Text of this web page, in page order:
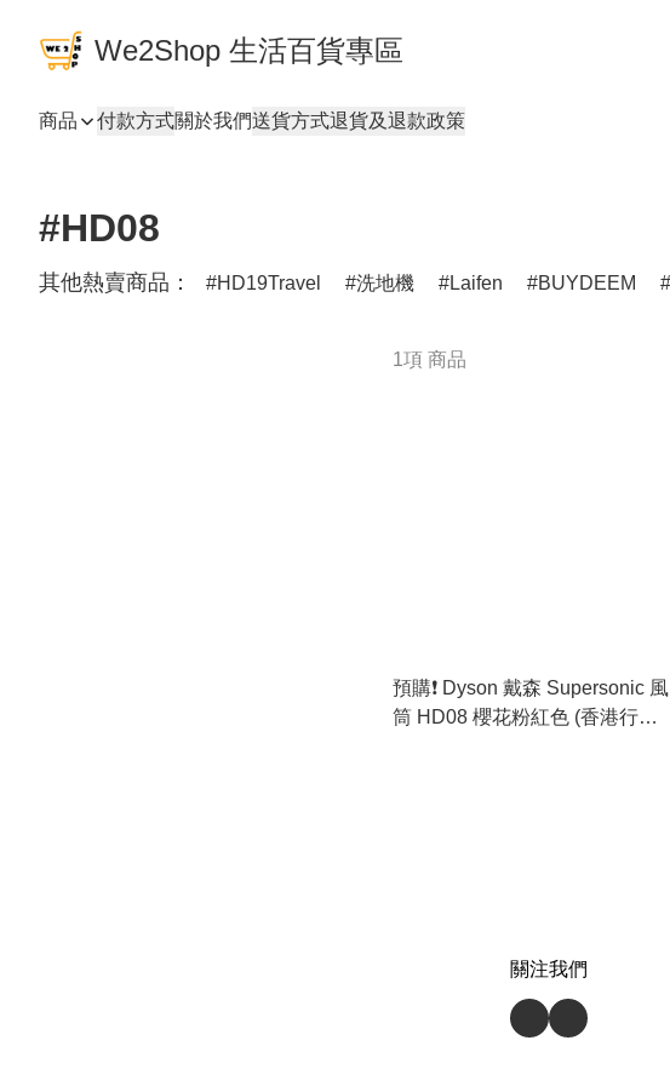
We2Shop 生活百貨專區
商品 付款方式關於我們送貨方式退貨及退款政策
#HD08
其他熱賣商品： HD19Travel 洗地機 Laifen BUYDEEM
1項 商品
預購❗️ Dyson 戴森 Supersonic 風
筒 HD08 櫻花粉紅色 (香港行貨)
關注我們